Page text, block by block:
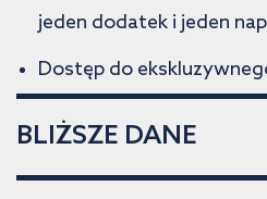
jeden dodatek i jeden
Dostęp do
BLIŻSZE DANE